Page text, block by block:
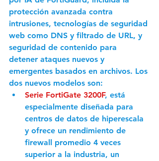
protección avanzada contra
intrusiones, tecnologías de seguridad
web como DNS y filtrado de URL, y
seguridad de contenido para
detener ataques nuevos y
emergentes basados en archivos. Los
dos nuevos modelos son:
Serie FortiGate 3200F, está
especialmente diseñada para
centros de datos de hiperescala
y ofrece un rendimiento de
firewall promedio 4 veces
superior a la industria, un